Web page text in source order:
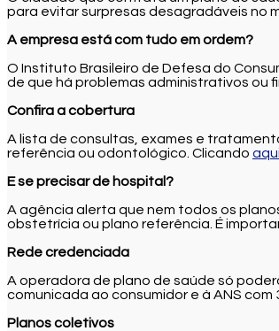
para evitar surpresas desagradáveis no
A empresa está com tudo em ordem?
O Instituto Brasileiro de Defesa do
de que há problemas administrativos ou
Confira a cobertura
A lista de consultas, exames e
referência ou odontológico. Clicando aqui
E se precisar de hospital?
A agência alerta que nem todos os
obstetrícia ou plano referência. É
Rede credenciada
A operadora de plano de saúde só
comunicada ao consumidor e à ANS
Planos coletivos